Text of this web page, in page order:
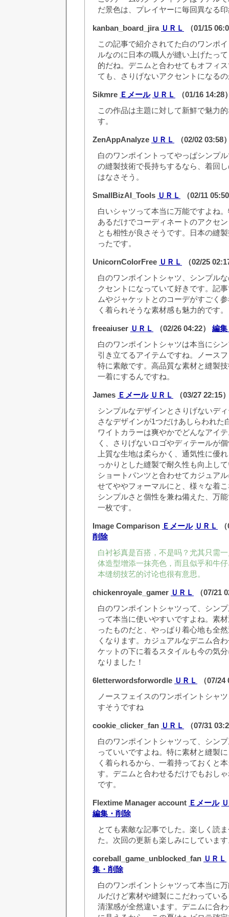
だ景色は、プレイヤーに毎回異なる
kanban_board_jira ＵＲＬ
（01/15
この記事で紹介されてた白のワンポ
ルなのに日本の職人が縫い上げたっ
的だね。デニムと合わせてもオフィ
ても、さりげないアクセントになる
Sikmre Ｅメール ＵＲＬ
（01/16 14:28
この作品は主題に対して新鮮で魅力
す。
ZenAppAnalyze ＵＲＬ
（02/02 03:58
白のワンポイントってやっぱシンプ
の縫製技術で長持ちするなら、着回
はなさそう。
SmallBizAI_Tools ＵＲＬ
（02/11
白いシャツって本当に万能ですよね
あるだけでコーディネートのアクセ
とも相性が良さそうです。日本の縫
ったです。
UnicornColorFree ＵＲＬ
（02/25
白のワンポイントシャツ、シンプル
クセントになっていて好きです。記
ムやジャケットとのコーデがすごく
く着られそうな素材感も魅力的です。
freeaiuser ＵＲＬ （02/26 04:22） 編
白のワンポイントシャツは本当にシ
引き立てるアイテムですね。ノース
特に素敵です。高品質な素材と縫製
一着にするんですね。
James Ｅメール ＵＲＬ
（03/27 22:15
シンプルなデザインとさりげないデ
さなデザインが1つだけあしらわれた
ワイトカラーは爽やかでどんなアイ
く、さりげないロゴやディテールが
上質な生地は柔らかく、通気性に優
っかりとした縫製で耐久性も向上し
ショートパンツと合わせてカジュア
せてややフォーマルにと、様々な着
シンプルさと個性を兼ね備えた、万
一枚です。
Image Comparison Ｅメール ＵＲＬ
削除
白衬衫真是百搭，不是吗？尤其只需
体造型增添一抹亮色，而且似乎和牛
本缝纫技艺的讨论也很有意思。
chickenroyale_gamer ＵＲＬ
（07/21
白のワンポイントシャツって、シン
って本当に使いやすいですよね。素
ったものだと、やっぱり着心地も全
くなります。カジュアルなデニム合
ケットの下に着るスタイルも今の気
なりました！
6letterwordsforwordle ＵＲＬ
（07/
ノースフェイスのワンポイントシャ
すそうですね
cookie_clicker_fan ＵＲＬ
（07/31
白のワンポイントシャツって、シン
っていいですよね。特に素材と縫製
く着られるから、一着持っておくと
す。デニムと合わせるだけでもおし
です。
Flextime Manager account Ｅメール
編集・削除
とても素敵な記事でした。楽しく読
た。次回の更新も楽しみにしていま
coreball_game_unblocked_fan ＵＲＬ
集・削除
白のワンポイントシャツって本当に
ルだけど素材や縫製にこだわってい
清潔感が全然違います。デニムに合